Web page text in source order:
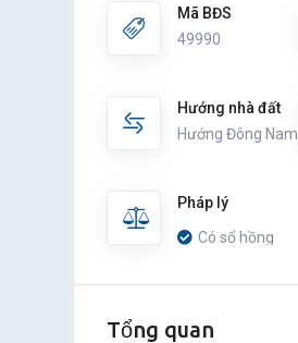
Mã BĐS
49990
Pháp lý
Có sổ hồng
Hướng nhà đất
Hướng Đông Nam
Tổng quan